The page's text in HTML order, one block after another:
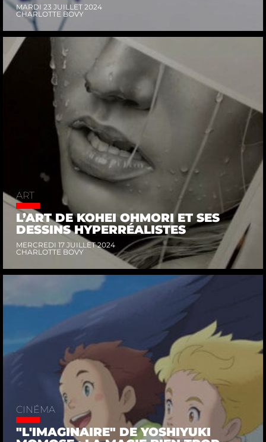
MARDI 23 JUILLET 2024
CHARLOTTE BOVY
ART
L’ART DE KOHEI OHMORI ET SES
DESSINS HYPERRÉALISTES
MERCREDI 17 JUILLET 2024
CHARLOTTE BOVY
CINÉMA
"L'IMAGINAIRE" DE YOSHIYUKI